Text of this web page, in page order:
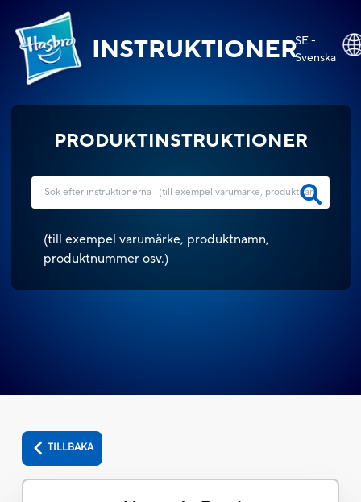
INSTRUKTIONERSE -
Svenska
PRODUKTINSTRUKTIONER
(till exempel varumärke, produktnamn,
produktnummer osv.)
TILLBAKA